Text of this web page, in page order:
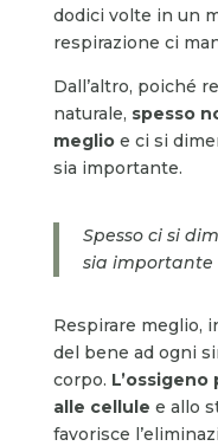
dodici volte in un
respirazione ci
Dall’altro, poiché
naturale, spesso
meglioe ci si
sia importante.
Spesso ci si
sia importante
Respirare meglio,
del bene ad ogni
corpo.
alle cellule e allo
favorisce